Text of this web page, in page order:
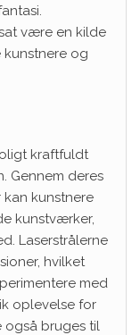
være en kilde
og
kraftfuldt
Gennem deres
kunstnere
kunstværker,
Laserstrålerne
hvilket
med
oplevelse for
også bruges til